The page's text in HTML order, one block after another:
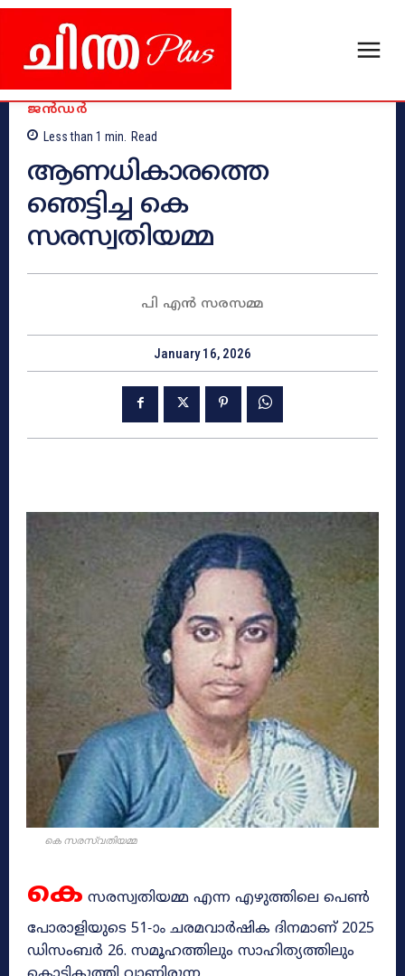
ജൻഡർ
Less than 1 min. Read
ആണധികാരത്തെ
ഞെട്ടിച്ച കെ
സരസ്വതിയമ്മ
പി എൻ സരസമ്മ
January 16, 2026
കെ സരസ്വതിയമ്മ
കെ സരസ്വതിയമ്മ എന്ന എഴുത്തിലെ പെൺ
പോരാളിയുടെ 51-ാം ചരമവാർഷിക ദിനമാണ് 2025
ഡിസംബർ 26. സമൂഹത്തിലും സാഹിത്യത്തിലും